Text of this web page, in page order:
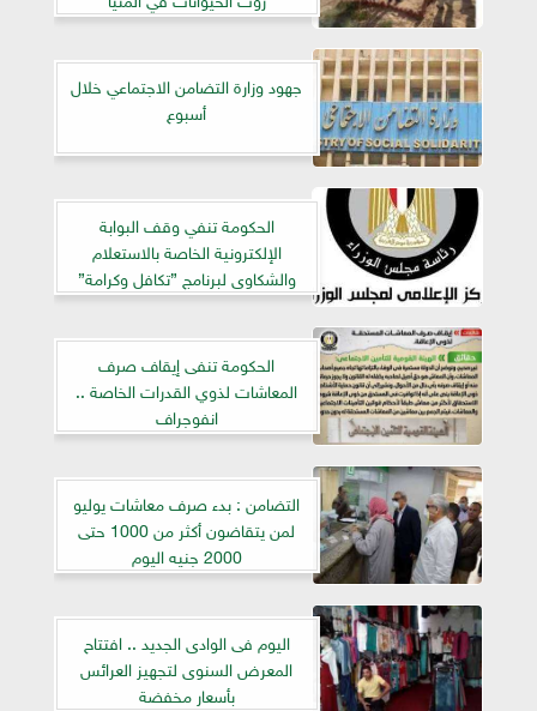
جهود وزارة التضامن الاجتماعي خلال
أسبوع
الحكومة تنفي وقف البوابة
الإلكترونية الخاصة بالاستعلام
والشكاوى لبرنامج ”تكافل وكرامة”
الحكومة تنفى إيقاف صرف
المعاشات لذوي القدرات الخاصة ..
انفوجراف
التضامن : بدء صرف معاشات يوليو
لمن يتقاضون أكثر من 1000 حتى
2000 جنيه اليوم
اليوم فى الوادى الجديد .. افتتاح
المعرض السنوى لتجهيز العرائس
بأسعار مخفضة